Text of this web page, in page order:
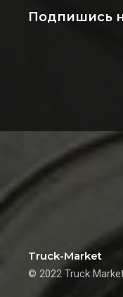
Подпишись
Truck-Market
© 2022 Truck